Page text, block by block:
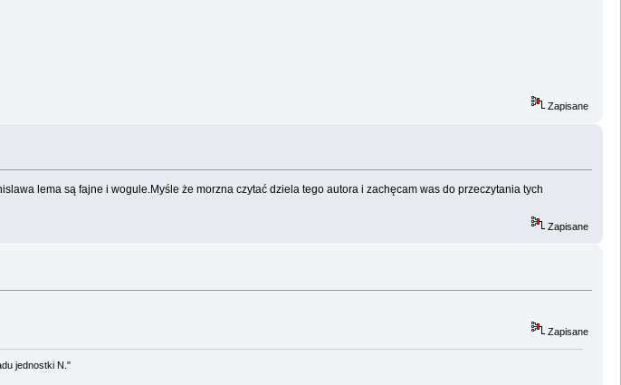
Zapisane
lema są fajne i wogule.Myśle że morzna czytać dziela tego autora i zachęcam was do przeczytania tych
Zapisane
Zapisane
jednostki N."